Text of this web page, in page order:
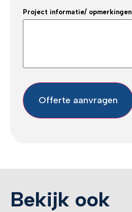
Project informatie/ opmerkingen
Offerte aanvragen
Bekijk ook